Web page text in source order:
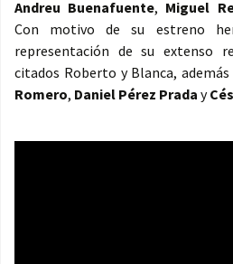
Andreu Buenafuente, Miguel
Con motivo de su estreno
representación de su extenso
citados Roberto y Blanca, además
Romero, Daniel Pérez Prada y